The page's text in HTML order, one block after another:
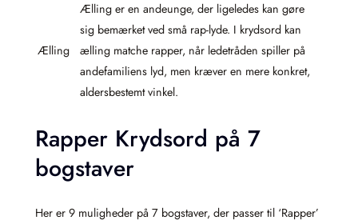
Ælling
Ælling er en andeunge, der ligeledes kan gøre
sig bemærket ved små rap-lyde. I krydsord kan
ælling matche rapper, når ledetråden spiller på
andefamiliens lyd, men kræver en mere konkret,
aldersbestemt vinkel.
Rapper Krydsord på 7
bogstaver
Her er 9 muligheder på 7 bogstaver, der passer til ‘Rapper’